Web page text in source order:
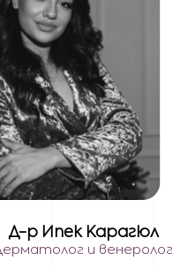
Д-р Ипек Карагюл
и венеролог